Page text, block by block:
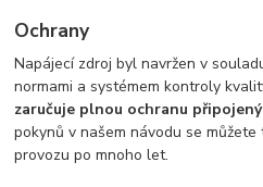
Ochrany
Napájecí zdroj byl navržen v
normami a systémem kontroly
zaručuje plnou ochranu
pokynů v našem návodu se
provozu po mnoho let.